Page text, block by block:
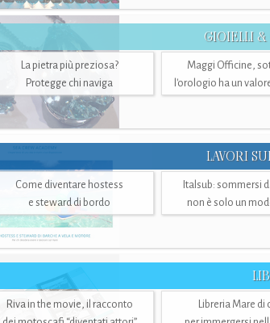
GIOIELLI
La pietra più preziosa?
Protegge chi naviga
Maggi Officine,
l'orologio ha un
LAVORI
Come diventare hostess
e steward di bordo
Italsub: sommersi
non è solo un
Riva in the movie, il racconto
Libreria Mare di